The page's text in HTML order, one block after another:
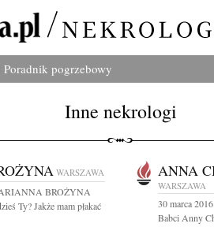
Poradnik pogrzebowy
Inne nekrologi
WARSZAWA
BROŻYNA
Ty? Jakże mam płakać
ANNA
WARSZAWA
30 marca
Babci Anny